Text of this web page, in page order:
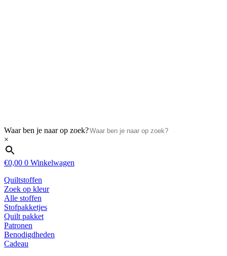
Waar ben je naar op zoek?
×
€0,00 0 Winkelwagen
Quiltstoffen
Zoek op kleur
Alle stoffen
Stofpakketjes
Quilt pakket
Patronen
Benodigdheden
Cadeau